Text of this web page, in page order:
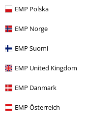
EMP Polska
EMP Norge
EMP Suomi
EMP United Kingdom
EMP Danmark
EMP Österreich
TYLKO w EMP Premium
98.90 zł
Jaws Jaws Koszulka Ringer